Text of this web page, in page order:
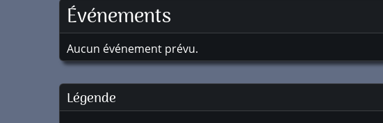
Événements
Aucun événement prévu.
Légende